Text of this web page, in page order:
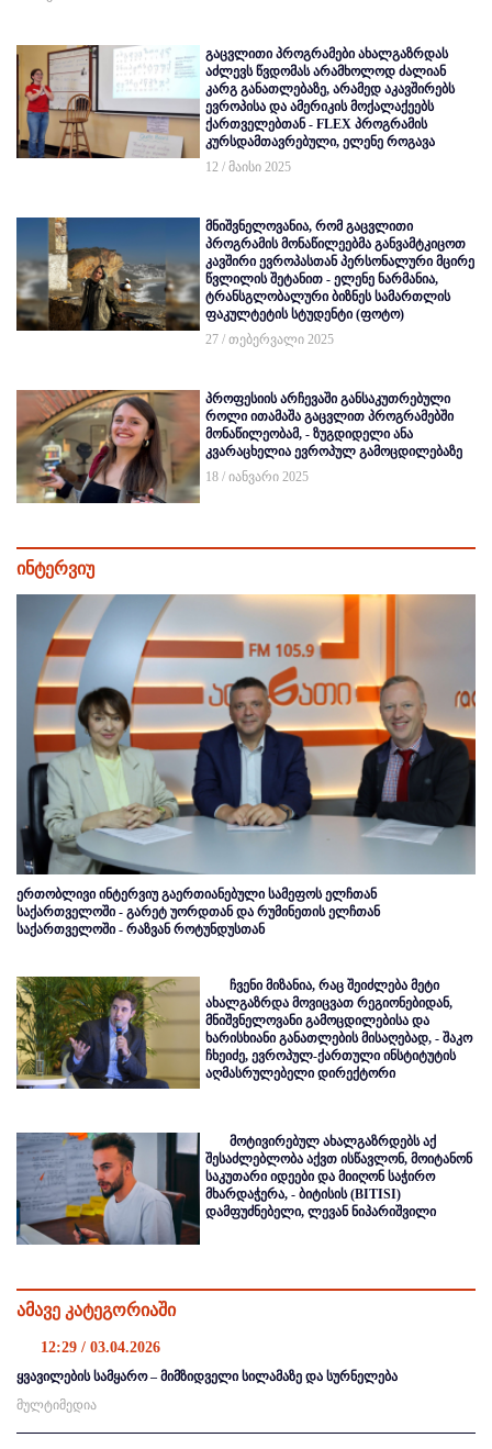
გაცვლითი პროგრამები ახალგაზრდას
აძლევს წვდომას არამხოლოდ ძალიან
კარგ განათლებაზე, არამედ აკავშირებს
ევროპისა და ამერიკის მოქალაქეებს
ქართველებთან - FLEX პროგრამის
კურსდამთავრებული, ელენე როგავა
12 / მაისი 2025
მნიშვნელოვანია, რომ გაცვლითი
პროგრამის მონაწილეებმა განვამტკიცოთ
კავშირი ევროპასთან პერსონალური მცირე
წვლილის შეტანით - ელენე ნარმანია,
ტრანსგლობალური ბიზნეს სამართლის
ფაკულტეტის სტუდენტი (ფოტო)
27 / თებერვალი 2025
პროფესიის არჩევაში განსაკუთრებული
როლი ითამაშა გაცვლით პროგრამებში
მონაწილეობამ, - ზუგდიდელი ანა
კვარაცხელია ევროპულ გამოცდილებაზე
18 / იანვარი 2025
ინტერვიუ
ერთობლივი ინტერვიუ გაერთიანებული სამეფოს ელჩთან
საქართველოში - გარეტ უორდთან და რუმინეთის ელჩთან
საქართველოში - რაზვან როტუნდუსთან
ჩვენი მიზანია, რაც შეიძლება მეტი
ახალგაზრდა მოვიცვათ რეგიონებიდან,
მნიშვნელოვანი გამოცდილებისა და
ხარისხიანი განათლების მისაღებად, - შაკო
ჩხეიძე, ევროპულ-ქართული ინსტიტუტის
აღმასრულებელი დირექტორი
მოტივირებულ ახალგაზრდებს აქ
შესაძლებლობა აქვთ ისწავლონ, მოიტანონ
საკუთარი იდეები და მიიღონ საჭირო
მხარდაჭერა, - ბიტისის (BITISI)
დამფუძნებელი, ლევან ნიპარიშვილი
ამავე კატეგორიაში
12:29 / 03.04.2026
ყვავილების სამყარო – მიმზიდველი სილამაზე და სურნელება
მულტიმედია